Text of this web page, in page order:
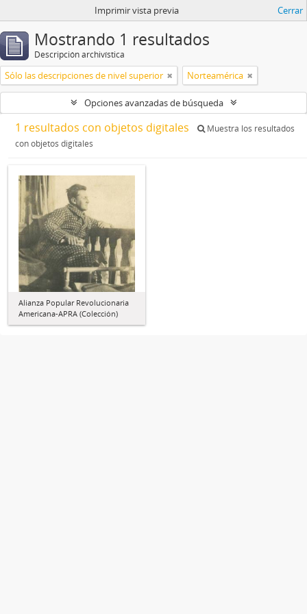
Imprimir vista previa Cerrar
Mostrando 1 resultados
Descripción archivística
Sólo las descripciones de nivel superior Norteamérica
Opciones avanzadas de búsqueda
1 resultados con objetos digitales
Muestra los resultados
con objetos digitales
Alianza Popular Revolucionaria
Americana-APRA (Colección)